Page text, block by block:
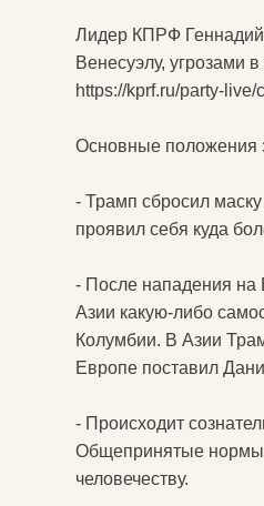
Лидер КПРФ Геннадий
Венесуэлу, угрозами
https://kprf.ru/party-live/
Основные положения
- Трамп сбросил
проявил себя куда
- После нападения на
Азии какую-либо
Колумбии. В Азии
Европе поставил
- Происходит
Общепринятые нормы,
человечеству.